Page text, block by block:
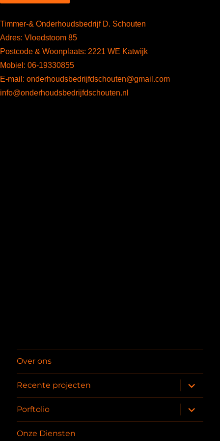
Timmer-& Onderhoudsbedrijf D. Schouten
Adres: Vloedstoom 85
Postcode & Woonplaats: 2221 WE Katwijk
Mobiel: 06-19330855
E-mail: onderhoudsbedrijfdschouten@gmail.com
info@onderhoudsbedrijfdschouten.nl
Over ons
Recente projecten
submenu
Porftolio
submenu
Onze Diensten